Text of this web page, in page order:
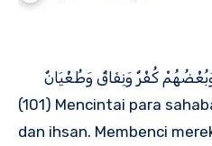
كُفْرٌ وَنِفَاقٌ وَطُغْيَانٌ
(101) Mencintai para sahabat adalah dien, iman,
dan ihsan. Membenci